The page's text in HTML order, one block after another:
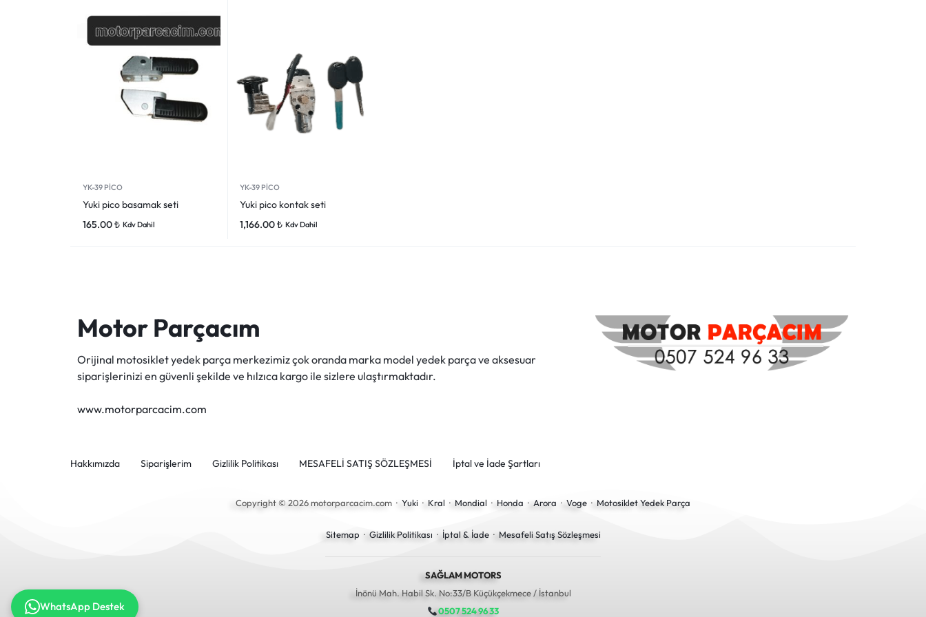
VOGE
YAMAHA
YUKI ATV
YK-39 PİCO
Yuki pico basamak seti
165.00₺ Kdv Dahil
YK-39 PİCO
Yuki pico kontak seti
1,166.00₺ Kdv Dahil
Motor Parçacım
Orijinal motosiklet yedek parça merkezimiz çok oranda marka model yedek parça ve aksesuar
siparişlerinizi en güvenli şekilde ve hılzıca kargo ile sizlere ulaştırmaktadır.
www.motorparcacim.com
Hakkımızda Siparişlerim Gizlilik Politikası MESAFELİ SATIŞ SÖZLEŞMESİ İptal ve İade Şartları
Copyright © 2026 motorparcacim.com · Yuki · Kral · Mondial · Honda ·Arora · Voge · Motosiklet Yedek Parça
Sitemap · Gizlilik Politikası · İptal & İade· Mesafeli Satış Sözleşmesi
SAĞLAM MOTORS
İnönü Mah. Habil Sk. No:33/B Küçükçekmece / İstanbul
0507 524 96 33
WhatsApp Destek